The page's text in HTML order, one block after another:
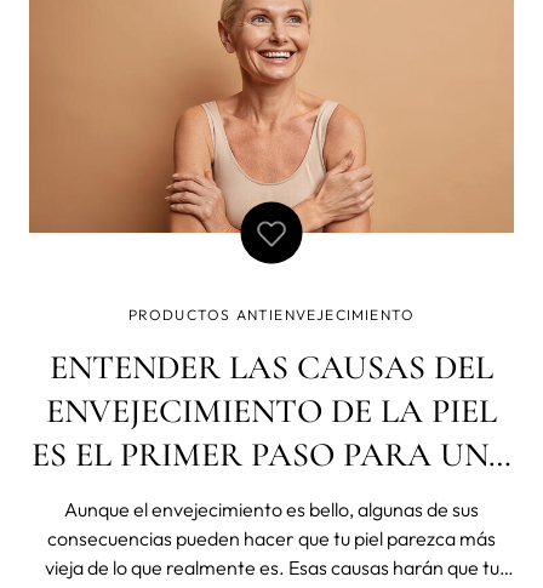
PRODUCTOS ANTIENVEJECIMIENTO
ENTENDER LAS CAUSAS DEL
ENVEJECIMIENTO DE LA PIEL
ES EL PRIMER PASO PARA UNA
BUENA RUTINA DE BELLEZA
Aunque el envejecimiento es bello, algunas de sus
consecuencias pueden hacer que tu piel parezca más
vieja de lo que realmente es. Esas causas harán que tu